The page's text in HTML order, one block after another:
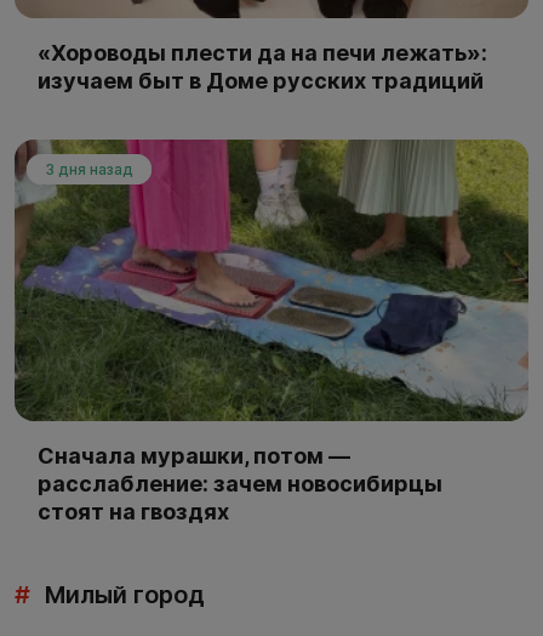
«Хороводы плести да на печи лежать»:
изучаем быт в Доме русских традиций
3 дня назад
Сначала мурашки, потом —
расслабление: зачем новосибирцы
стоят на гвоздях
# Милый город